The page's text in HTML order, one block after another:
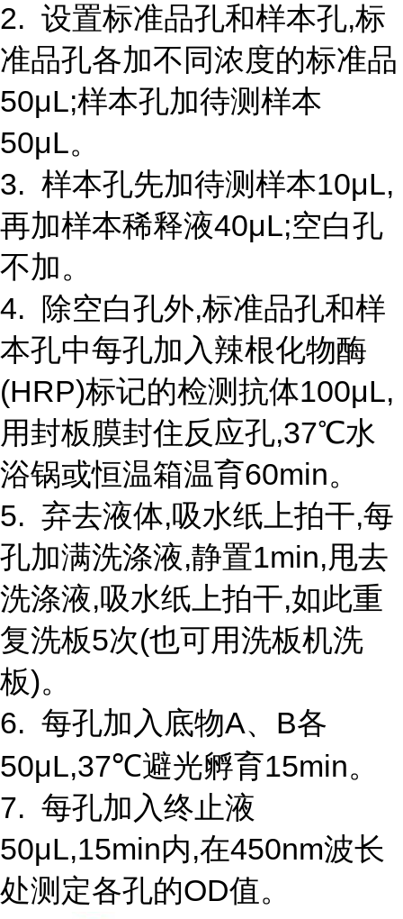
2. 设置标准品孔和样本孔,标
准品孔各加不同浓度的标准品
50μL;样本孔加待测样本
50μL。
3. 样本孔先加待测样本10μL,
再加样本稀释液40μL;空白孔
不加。
4. 除空白孔外,标准品孔和样
本孔中每孔加入辣根化物酶
(HRP)标记的检测抗体100μL,
用封板膜封住反应孔,37℃水
浴锅或恒温箱温育60min。
5. 弃去液体,吸水纸上拍干,每
孔加满洗涤液,静置1min,甩去
洗涤液,吸水纸上拍干,如此重
复洗板5次(也可用洗板机洗
板)。
6. 每孔加入底物A、B各
50μL,37℃避光孵育15min。
7. 每孔加入终止液
50μL,15min内,在450nm波长
处测定各孔的OD值。